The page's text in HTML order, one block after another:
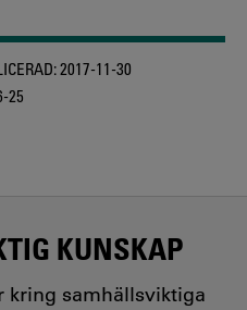
2017-11-30
25
KUNSKAP
kring samhällsviktiga